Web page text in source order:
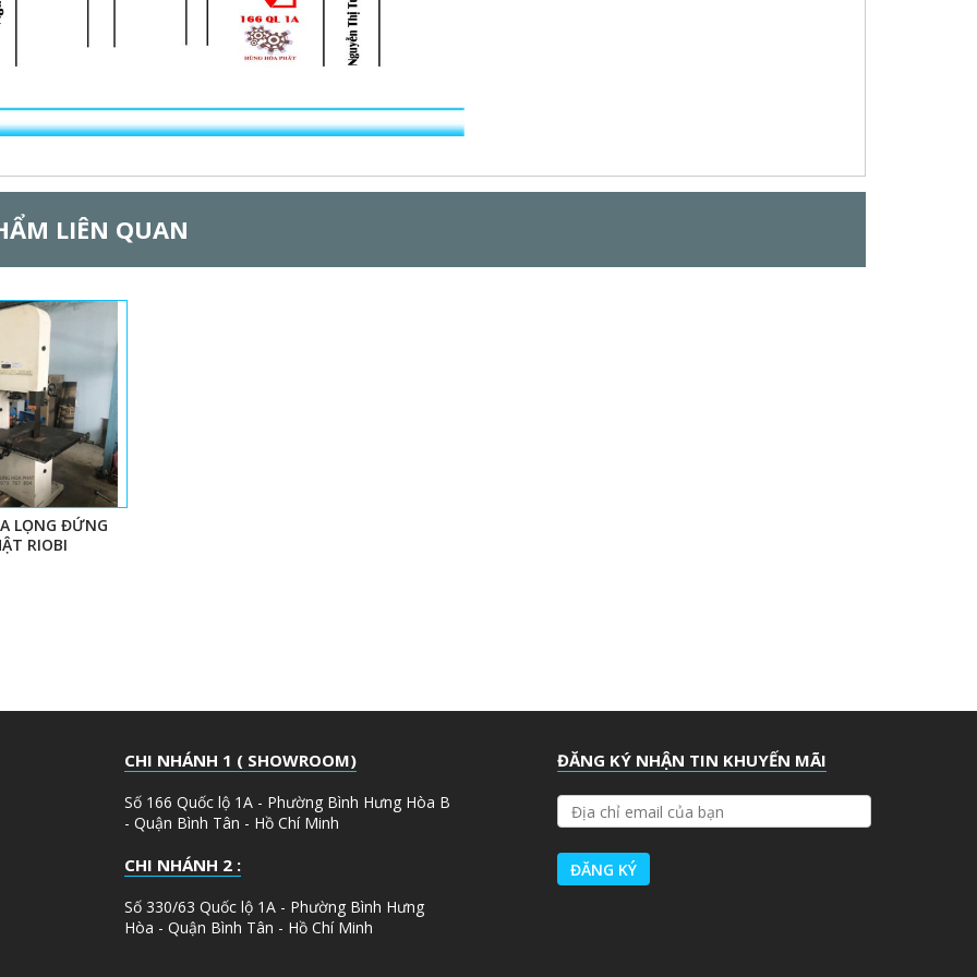
LIÊN QUAN
LỌNG ĐỨNG
RIOBI
CHI NHÁNH 1 ( SHOWROOM)
Số 166 Quốc lộ 1A - Phường Bình Hưng Hòa B
- Quận Bình Tân - Hồ Chí Minh
CHI NHÁNH 2 :
Số 330/63 Quốc lộ 1A - Phường Bình Hưng
Hòa - Quận Bình Tân - Hồ Chí Minh
ĐĂNG KÝ NHẬN TIN KHUYẾN MÃI
Ị
A